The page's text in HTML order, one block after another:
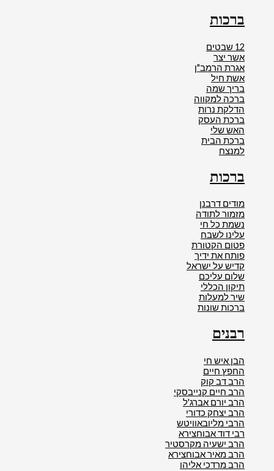
ברכות
12 שבטים
אשר יצר
אגרת הרמב"ן
אשת חיל
בריך שמה
ברכה למקווה
הדלקת נרות
ברכת העסק
האש שלי
ברכת הבית
למנצח
ברכות
מודים דרבנן
מזמור לתודה
נשמת כל חי
עלינו לשבח
פטום הקטורת
פותח את ידיך
קדיש על ישראל
שלום עליכם
תיקון הכללי
שיר למעלות
ברכות שונות
רבנים
הבן איש חי
החפץ חיים
הרב דב קוק
הרב חיים קנייבסקי
הרב יורם אברג'ל
הרב יצחק כדורי
הרבי מליובאוויטש
רבי דוד אבוחצירא
הרב ישעיה מקרסטיר
הרב מאיר אבוחצירא
הרב מרדכי אליהו